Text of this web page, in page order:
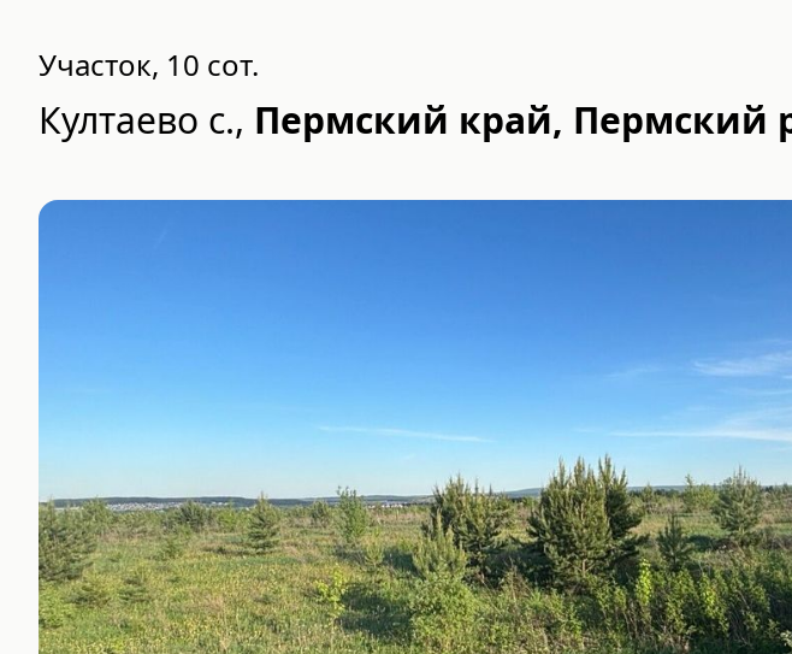
Участок, 10 сот.
Култаево с., Пермский край, Пермский